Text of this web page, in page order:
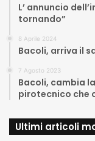
L’ annuncio
tornando”
8 Aprile 2024
Bacoli, arriva il
7 Agosto 2023
Bacoli, cambia
pirotecnico che
Ultimi articoli